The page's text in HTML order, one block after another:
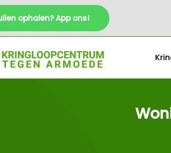
ophalen? App ons!